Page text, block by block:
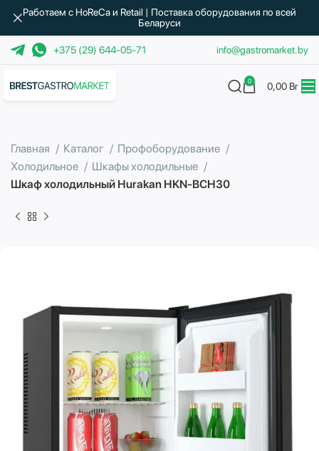
+375 (29) 644-05-71 info@gastromarket.by
0 0,00 Br
Главная Каталог
Профоборудование
Холодильное
Шкафы холодильные
Шкаф холодильный Hurakan HKN-BCH30
Работаем с HoReCa и Retail | Поставка оборудования по всей
Беларуси